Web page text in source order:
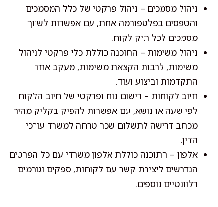
ניהול מסמכים – ניהול פרקטי של כלל המסמכים
והטפסים בפלטפורמה אחת, עם אפשרות לשיוך
מסמכים לכל תיק לקוח.
ניהול משימות – התוכנה כוללת כלי פרקטי לניהול
משימות, לרבות הקצאת משימות, מעקב אחד
התקדמות וביצוע ועוד.
חיוב לקוחות – רישום נוח ופרקטי של חיוב הלקוח
לפי שעה או נושא, עם אפשרות להפיק בקליק מהיר
מכתב דרישה לתשלום שכר טרחה למשרד עורכי
הדין.
אלפון – התוכנה כוללת אלפון משרדי עם כל הפרטים
הנדרשים ליצירת קשר עם לקוחות, ספקים וגורמים
רלוונטיים נוספים.